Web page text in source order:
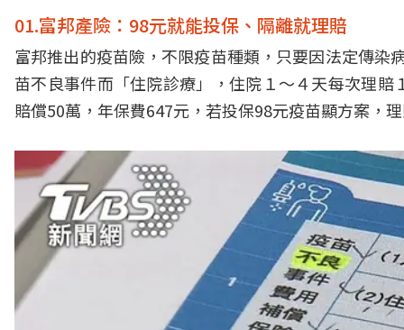
01.富邦產險：98元就能投保、隔離就理賠
富邦推出的疫苗險，不限疫苗種類，只要因法定傳
苗不良事件而「住院診療」，住院１～４天每次理
賠償50萬，年保費647元，若投保98元疫苗顯方案，